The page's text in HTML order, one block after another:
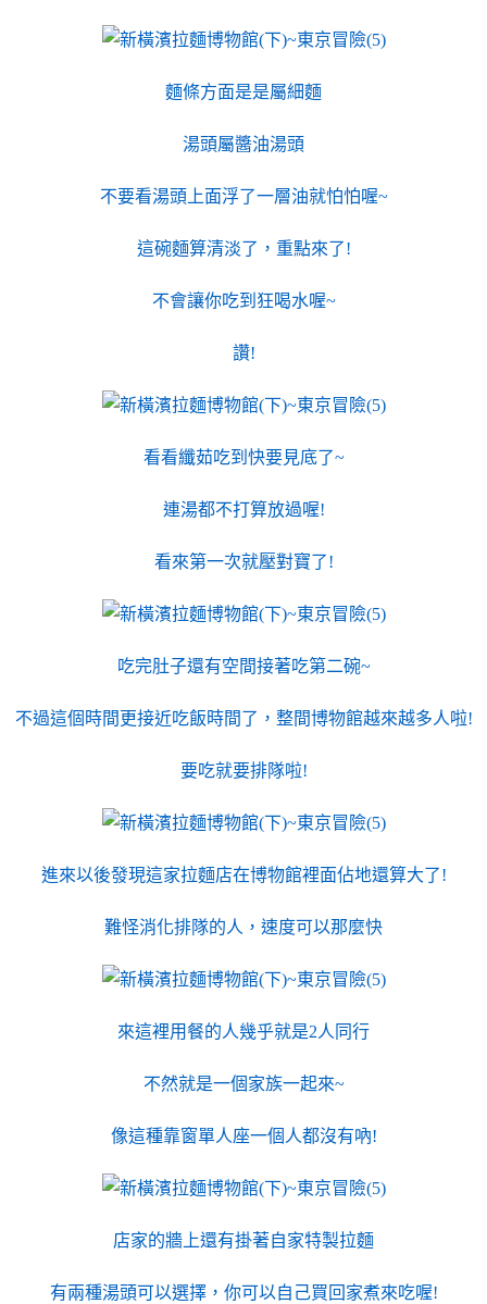
麵條方面是是屬細麵
湯頭屬醬油湯頭
不要看湯頭上面浮了一層油就怕怕喔~
這碗麵算清淡了，重點來了!
不會讓你吃到狂喝水喔~
讚!
看看纖茹吃到快要見底了~
連湯都不打算放過喔!
看來第一次就壓對寶了!
吃完肚子還有空間接著吃第二碗~
不過這個時間更接近吃飯時間了，整間博物館越來越多人啦!
要吃就要排隊啦!
進來以後發現這家拉麵店在博物館裡面佔地還算大了!
難怪消化排隊的人，速度可以那麼快
來這裡用餐的人幾乎就是2人同行
不然就是一個家族一起來~
像這種靠窗單人座一個人都沒有吶!
店家的牆上還有掛著自家特製拉麵
有兩種湯頭可以選擇，你可以自己買回家煮來吃喔!